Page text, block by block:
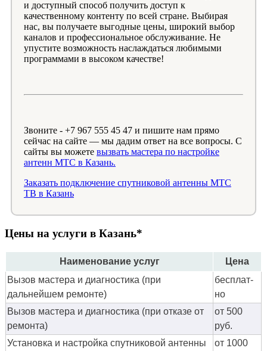
и доступный способ получить доступ к
качественному контенту по всей стране. Выбирая
нас, вы получаете выгодные цены, широкий выбор
каналов и профессиональное обслуживание. Не
упустите возможность наслаждаться любимыми
программами в высоком качестве!
Звоните - +7 967 555 45 47 и пишите нам прямо
сейчас на сайте — мы дадим ответ на все вопросы. С
сайты вы можете вызвать мастера по настройке
антенн МТС в Казань.
Заказать подключение спутниковой антенны МТС
ТВ в Казань
Цены на услуги в Казань*
Наименование услуг
Цена
Вызов мастера и диагностика (при
дальнейшем ремонте)
бес­плат­
но
Вызов мастера и диагностика (при отказе от
ремонта)
от 500
руб.
Установка и настройка спутниковой антенны
от 1000